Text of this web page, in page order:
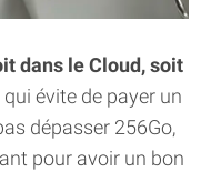
dans le Cloud, soit
qui évite de payer un
dépasser 256Go,
pour avoir un bon